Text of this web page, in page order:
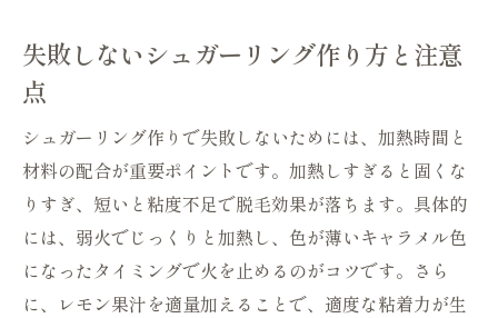
失敗しないシュガーリング作り方と注意
点
シュガーリング作りで失敗しないためには、加熱時間と
材料の配合が重要ポイントです。加熱しすぎると固くな
りすぎ、短いと粘度不足で脱毛効果が落ちます。具体的
には、弱火でじっくりと加熱し、色が薄いキャラメル色
になったタイミングで火を止めるのがコツです。さら
に、レモン果汁を適量加えることで、適度な粘着力が生